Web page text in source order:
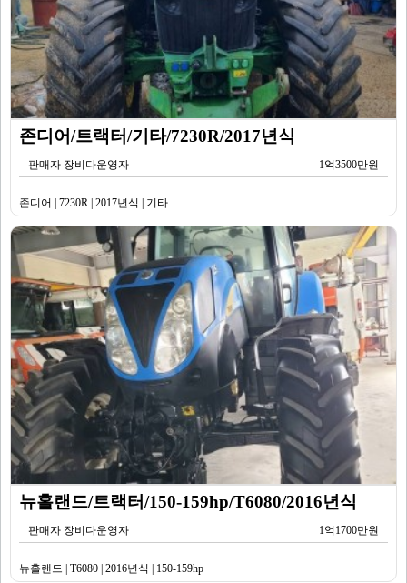
존디어/트랙터/기타/7230R/2017년식
판매자 장비다운영자 1억3500만원
존디어 | 7230R | 2017년식 | 기타
뉴홀랜드/트랙터/150-159hp/T6080/2016년식
판매자 장비다운영자 1억1700만원
뉴홀랜드 | T6080 | 2016년식 | 150-159hp